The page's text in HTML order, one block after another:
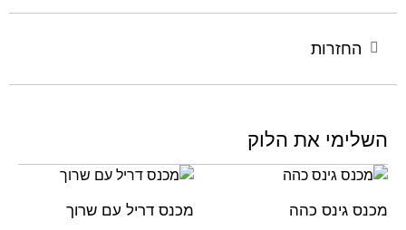
החזרות
השלימי את הלוק
מכנס גינס כהה מכנס דריל עם שרוך